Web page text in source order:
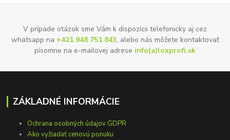
V prípade otázok sme Vám k dispozícii telefonicky aj cez
whatsapp na +421 948 751 843, alebo nás môžete kontaktovať
písomne na e-mailovej adrese info(a)loxprofi.sk
ZÁKLADNÉ INFORMÁCIE
Ochrana osobných údajov GDPR
Ako vyžiadať cenovú ponuku